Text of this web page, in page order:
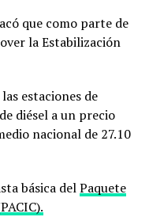
que como parte de
la Estabilización
estaciones de
diésel a un precio
nacional de 27.10
básica delPaquete